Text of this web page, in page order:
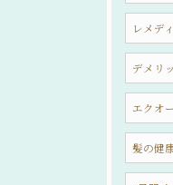
レメディ
デメリ
エクオ
髪の健